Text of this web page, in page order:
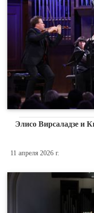
Элисо Вирсаладзе и
11 апреля 2026 г.